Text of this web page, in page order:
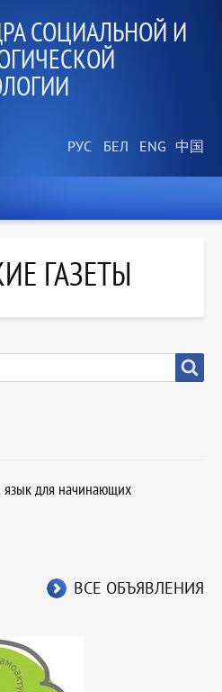
СОЦИАЛЬНОЙ И
ГАЗЕТЫ
язык для начинающих
ВСЕ ОБЪЯВЛЕНИЯ